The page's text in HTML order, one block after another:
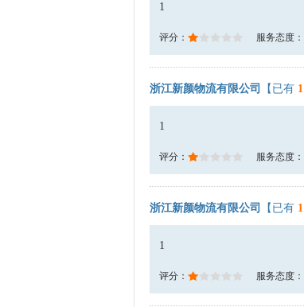
1
评分： 服务态度：
浙江新颜物流有限公司 【已有 1
1
评分： 服务态度：
浙江新颜物流有限公司 【已有 1
1
评分： 服务态度：